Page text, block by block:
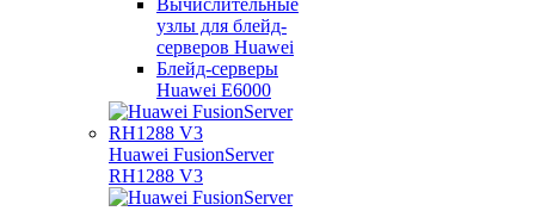
Вычислительные
узлы для блейд-
серверов Huawei
Блейд-серверы
Huawei E6000
Huawei FusionServer
RH1288 V3